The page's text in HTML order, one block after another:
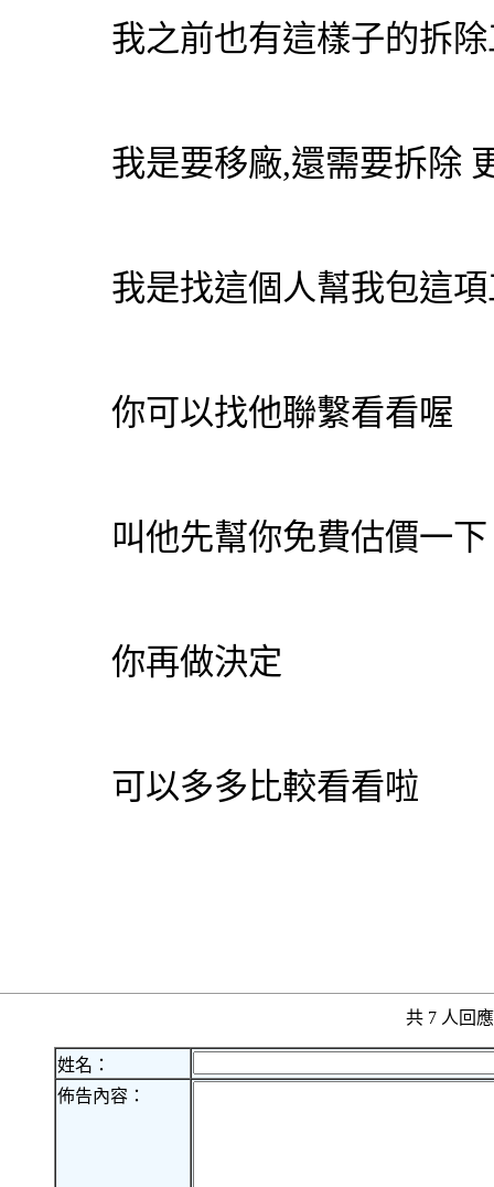
我之前也有這樣子的拆
我是要移廠,還需要拆除
我是找這個人幫我包這
你可以找他聯繫看看喔
叫他先幫你免費估價一下
你再做決定
可以多多比較看看啦
共 7 人回
姓名：
佈告內容：